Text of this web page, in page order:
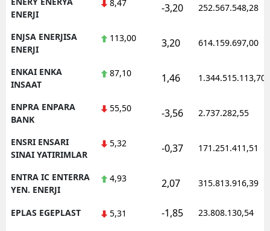
ENERJI
8,47 -3,20 252.567.548,28
ENJSA ENERJISA
ENERJI
113,00 3,20 614.159.697,00
ENKAI ENKA
INSAAT
87,10 1,46 1.344.515.113,70
ENPRA ENPARA
BANK
55,50 -3,56 2.737.282,55
ENSRI ENSARI
SINAI YATIRIMLAR
5,32 -0,37 171.251.411,51
ENTRA IC ENTERRA
YEN. ENERJI
4,93 2,07 315.813.916,39
EPLAS EGEPLAST 5,31 -1,85 23.808.130,54